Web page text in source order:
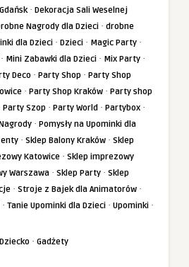
· Dekoracja Sali Weselnej
Nagrody dla Dzieci · drobne
dla Dzieci · Dzieci · Magic Party ·
· Mini Zabawki dla Dzieci · Mix Party ·
Deco · Party Shop · Party Shop
· Party Shop Kraków · Party shop
Party Szop · Party World · Partybox ·
· Pomysły na Upominki dla
· Sklep Balony Kraków · Sklep
Katowice · Sklep imprezowy
Warszawa · Sklep Party · Sklep
· Stroje z Bajek dla Animatorów ·
· Tanie Upominki dla Dzieci · Upominki ·
Dziecko · Gadżety